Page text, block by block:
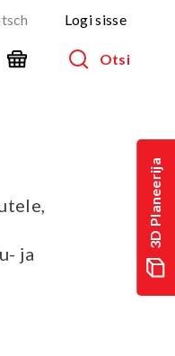
3D Planeerija
Logi sisse
Otsi
ja